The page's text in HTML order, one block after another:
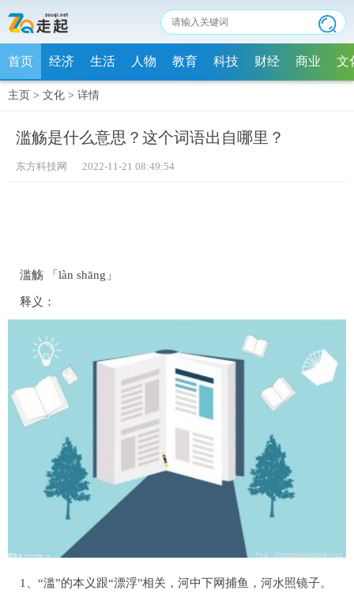
首页 经济 生活 人物 教育 科技 财经 商业 文
主页 > 文化 > 详情
滥觞是什么意思？这个词语出自哪里？
东方科技网 2022-11-21 08:49:54
滥觞 「làn shāng」
释义：
1、“滥”的本义跟“漂浮"相关，河中下网捕鱼，河水照镜子。